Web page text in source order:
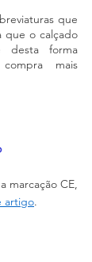
que
que o calçado
desta forma
mais
marcação CE,
artigo.